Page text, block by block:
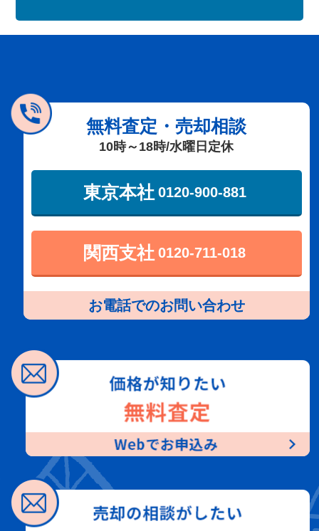
無料査定・売却相談
10時～18時/水曜日定休
東京本社 0120-900-881
関西支社 0120-711-018
お電話でのお問い合わせ